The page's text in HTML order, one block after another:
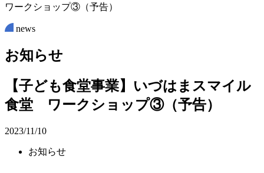
ワークショップ③（予告）
news
お知らせ
【子ども食堂事業】いづはまスマイル
食堂 ワークショップ③（予告）
2023/11/10
お知らせ